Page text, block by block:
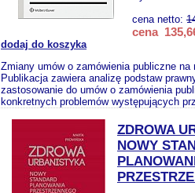
cena netto:
cena
dodaj do koszyka
Zmiany umów o zamówienia publiczne na
Publikacja zawiera analizę podstaw
zastosowanie do umów o zamówienia
konkretnych problemów występujących
ZDROWA
NOWY